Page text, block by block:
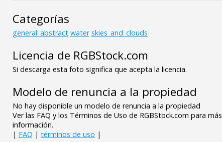
Categorías
general_abstract water skies_and_clouds
Licencia de RGBStock.com
Si descarga esta foto significa que acepta la licencia.
Modelo de renuncia a la propiedad
No hay disponible un modelo de renuncia a la propiedad
Ver las FAQ y los Términos de Uso de RGBStock.com para más
información.
| FAQ | términos de uso |